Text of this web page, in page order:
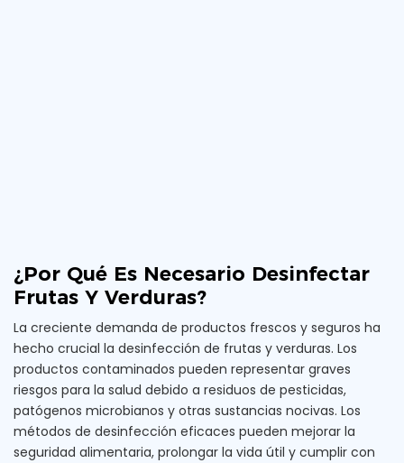
¿Por Qué Es Necesario Desinfectar
Frutas Y Verduras?
La creciente demanda de productos frescos y seguros ha
hecho crucial la desinfección de frutas y verduras. Los
productos contaminados pueden representar graves
riesgos para la salud debido a residuos de pesticidas,
patógenos microbianos y otras sustancias nocivas. Los
métodos de desinfección eficaces pueden mejorar la
seguridad alimentaria, prolongar la vida útil y cumplir con